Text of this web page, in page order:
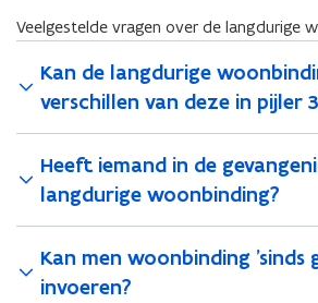
Veelgestelde vragen over de langdurige
Kan de langdurige
verschillen van deze in pijler
Heeft iemand in de
langdurige woonbinding?
Kan men woonbinding 'sinds
invoeren?